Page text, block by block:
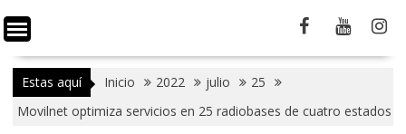
Estas aquí Inicio 2022 julio
25
Movilnet optimiza servicios en 25 radiobases de cuatro estados